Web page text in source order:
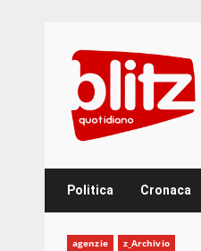
content
Politica Cronaca
agenzie z_Archivio